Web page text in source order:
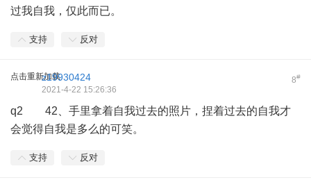
过我自我，仅此而已。
支持 反对
点击重新加载 8#
z19930424
2021-4-22 15:26:36
q2 42、手里拿着自我过去的照片，捏着过去的自我才
会觉得自我是多么的可笑。
支持 反对